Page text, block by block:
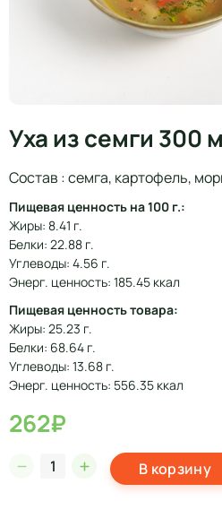
Уха из семги 300
Состав : семга, картофель,
Пищевая ценность на 100 г.:
Жиры: 8.41 г.
Белки: 22.88 г.
Углеводы: 4.56 г.
Энерг. ценность: 185.45 ккал
Пищевая ценность товара:
Жиры: 25.23 г.
Белки: 68.64 г.
Углеводы: 13.68 г.
Энерг. ценность: 556.35 ккал
262₽
В корзину